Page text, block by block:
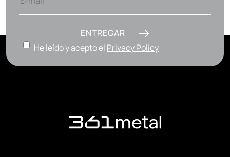
ENTREGAR
He leído y acepto el Privacy Policy